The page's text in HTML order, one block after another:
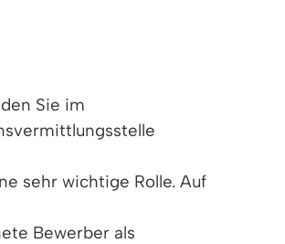
Sie im
sehr wichtige Rolle. Auf
Bewerber als